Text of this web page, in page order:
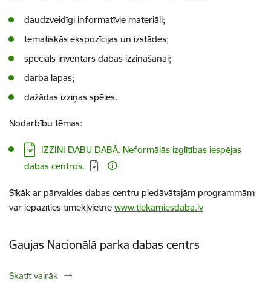
daudzveidīgi informatīvie materiāli;
tematiskās ekspozīcijas un izstādes;
speciāls inventārs dabas izzināšanai;
darba lapas;
dažādas izziņas spēles.
Nodarbību tēmas:
Lejupielādēt:
IZZINI DABU DABĀ. Neformālās izglītības iespējas
dabas centros.
Sīkāk ar pārvaldes dabas centru piedāvātajām programmām
var iepazīties tīmekļvietnē www.tiekamiesdaba.lv
Gaujas Nacionālā parka dabas centrs
Skatīt vairāk